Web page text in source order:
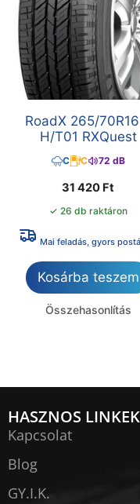
RoadX 265/
H/T01 RXQuest
C C 72 dB
31 420 Ft
✓ 26 db raktáron
Mai feladás, gyors
Kosárba teszem
Összehasonlítás
HASZNOS LINKEK
Kapcsolat
Blog
GY.I.K.